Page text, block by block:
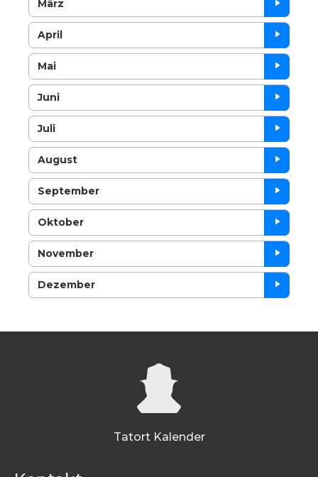
März
April
Mai
Juni
Juli
August
September
Oktober
November
Dezember
Tatort Kalender